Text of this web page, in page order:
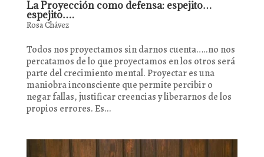
La Proyección como defensa: espejito…
espejito….
Rosa Chávez
Todos nos proyectamos sin darnos cuenta…..no nos
percatamos de lo que proyectamos en los otros será
parte del crecimiento mental. Proyectar es una
maniobra inconsciente que permite percibir o
negar fallas, justificar creencias y liberarnos de los
propios errores. Es...